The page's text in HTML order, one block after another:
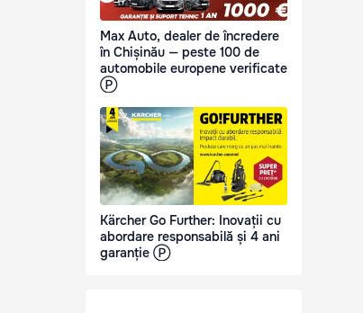
Max Auto, dealer de încredere
în Chișinău — peste 100 de
automobile europene verificate
Ⓟ
Kärcher Go Further: Inovații cu
abordare responsabilă și 4 ani
garanție Ⓟ